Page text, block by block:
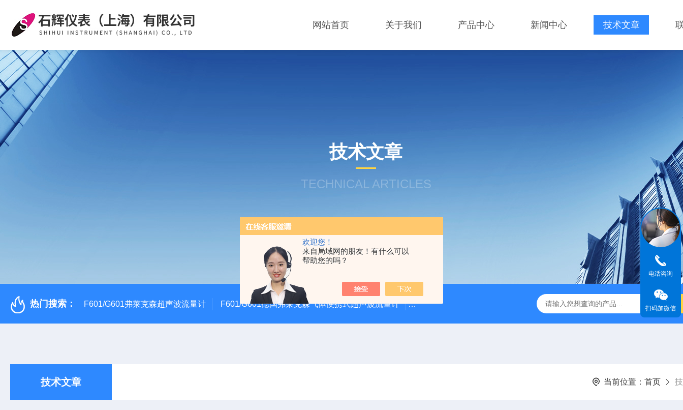
欢迎您！
来自局域网的朋友！有什么可以
帮助您的吗？
网站首页 关于我们 产品中心 新闻中心 技术文章
技术文章
TECHNICAL ARTICLES
热门搜索： F601/G601弗莱克森超声波流量计 F601/G601德国弗莱克森气体便携式超声波流量计 F601超声波流量计 PT878GE便携式超声波流量计 AT600美国GE
技术文章 当前位置： 首页
电话咨询
扫码加微信